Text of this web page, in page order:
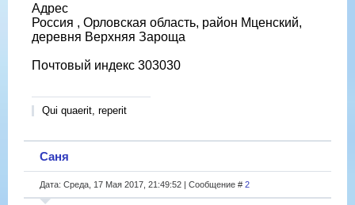
Адрес
Россия , Орловская область, район Мценский,
деревня Верхняя Зароща
Почтовый индекс 303030
Qui quaerit, reperit
Саня
Дата: Среда, 17 Мая 2017, 21:49:52 | Сообщение # 2